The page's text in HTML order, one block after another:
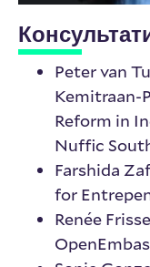
Peter van
Kemitraan-
Reform in
Nuffic
Farshida
for
Renée